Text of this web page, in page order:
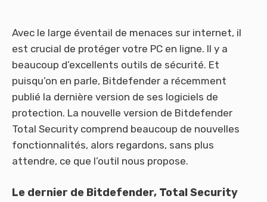
Avec le large éventail de menaces sur internet, il
est crucial de protéger votre PC en ligne. Il y a
beaucoup d’excellents outils de sécurité. Et
puisqu’on en parle, Bitdefender a récemment
publié la dernière version de ses logiciels de
protection. La nouvelle version de Bitdefender
Total Security comprend beaucoup de nouvelles
fonctionnalités, alors regardons, sans plus
attendre, ce que l’outil nous propose.
Le dernier de Bitdefender, Total Security